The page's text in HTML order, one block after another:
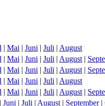
| Mai | Juni | Juli | August
| Mai | Juni | Juli | August|
| Mai | Juni | Juli | August|
| Mai | Juni | Juli | August
| Mai | Juni | Juli | August|
| Juni | Juli | August| September|